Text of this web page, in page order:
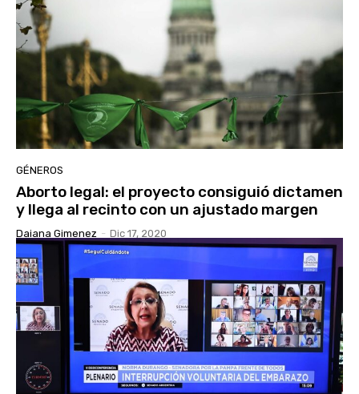
GÉNEROS
Aborto legal: el proyecto consiguió dictamen
y llega al recinto con un ajustado margen
Daiana Gimenez - Dic 17, 2020